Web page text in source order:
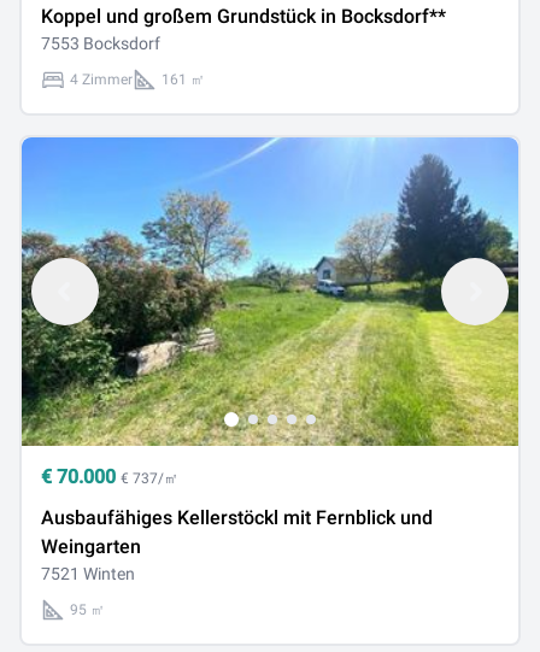
Koppel und großem Grundstück in Bocksdorf**
7553 Bocksdorf
4 Zimmer 161 ㎡
€ 70.000 € 737/㎡
Ausbaufähiges Kellerstöckl mit Fernblick und
Weingarten
7521 Winten
95 ㎡